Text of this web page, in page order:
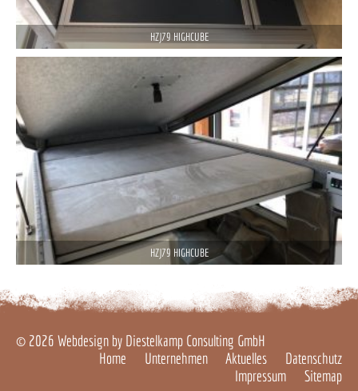
HZJ79 HIGHCUBE
HZJ79 HIGHCUBE
© 2026 Webdesign by Diestelkamp Consulting GmbH
Home
Unternehmen Aktuelles
Datenschutz
Impressum
Sitemap